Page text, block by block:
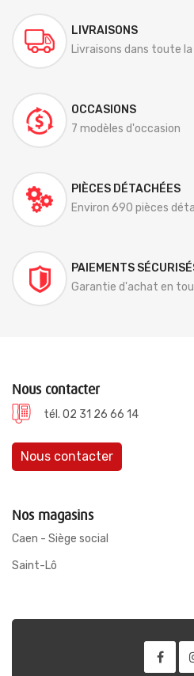
LIVRAISONS
Livraisons dans toute
OCCASIONS
7 modèles d'occasion
PIÈCES DÉTACHÉES
Environ 690 pièces
PAIEMENTS
Garantie d'achat en
Nous contacter
tél. 02 31 26 66 14
Nous contacter
Nos magasins
Caen - Siège social
Saint-Lô